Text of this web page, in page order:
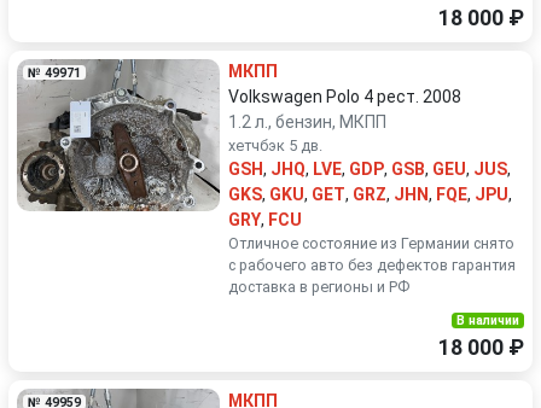
18 000 ₽
№ 49971
МКПП
Volkswagen Polo 4 рест. 2008
1.2 л., бензин, МКПП
хетчбэк 5 дв.
GSH, JHQ, LVE, GDP, GSB, GEU, JUS,
GKS, GKU, GET, GRZ, JHN, FQE, JPU,
GRY, FCU
Отличное состояние из Германии снято
с рабочего авто без дефектов гарантия
доставка в регионы и РФ
В наличии
18 000 ₽
№ 49959 МКПП